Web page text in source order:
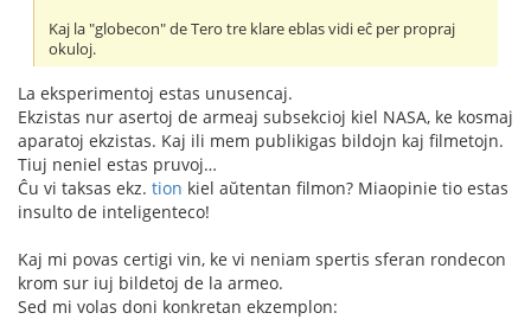
Kaj la "globecon" de Tero tre klare eblas vidi eĉ per propraj
okuloj.
La eksperimentoj estas unusencaj.
Ekzistas nur asertoj de armeaj subsekcioj kiel NASA, ke kosmaj
aparatoj ekzistas. Kaj ili mem publikigas bildojn kaj filmetojn.
Tiuj neniel estas pruvoj…
Ĉu vi taksas ekz. tion kiel aŭtentan filmon? Miaopinie tio estas
insulto de inteligenteco!
Kaj mi povas certigi vin, ke vi neniam spertis sferan rondecon
krom sur iuj bildetoj de la armeo.
Sed mi volas doni konkretan ekzemplon: